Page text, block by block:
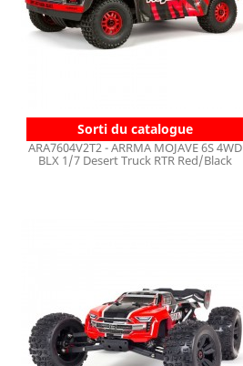
Sorti du catalogue
ARA7604V2T2 - ARRMA MOJAVE 6S 4WD
BLX 1/7 Desert Truck RTR Red/Black